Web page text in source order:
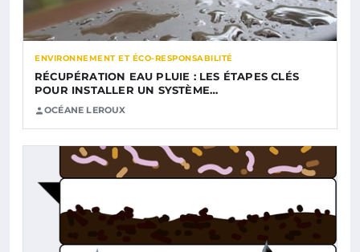
ENVIRONNEMENT ET ÉCO-RESPONSABILITÉ
RÉCUPÉRATION EAU PLUIE : LES ÉTAPES CLÉS
POUR INSTALLER UN SYSTÈME…
OCÉANE LEROUX